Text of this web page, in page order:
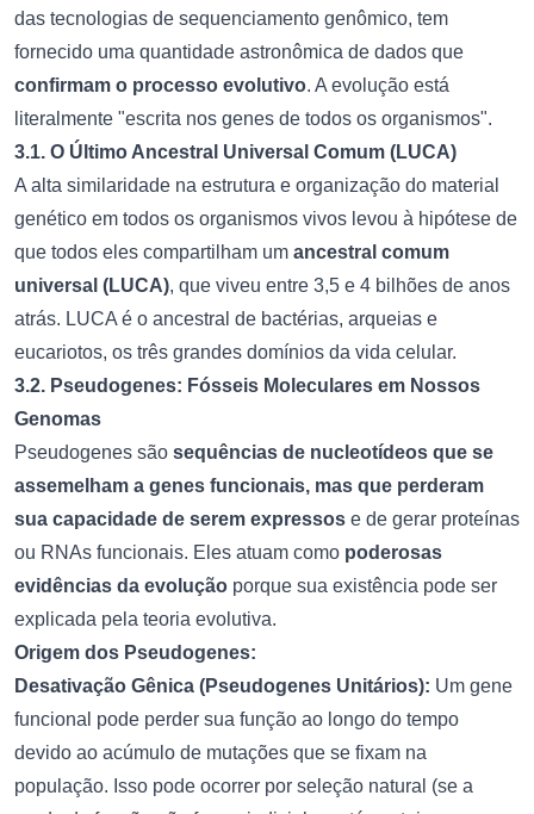
das tecnologias de sequenciamento genômico, tem
fornecido uma quantidade astronômica de dados que
confirmam o processo evolutivo. A evolução está
literalmente "escrita nos genes de todos os organismos".
3.1. O Último Ancestral Universal Comum (LUCA)
A alta similaridade na estrutura e organização do material
genético em todos os organismos vivos levou à hipótese de
que todos eles compartilham um ancestral comum
universal (LUCA), que viveu entre 3,5 e 4 bilhões de anos
atrás. LUCA é o ancestral de bactérias, arqueias e
eucariotos, os três grandes domínios da vida celular.
3.2. Pseudogenes: Fósseis Moleculares em Nossos
Genomas
Pseudogenes são sequências de nucleotídeos que se
assemelham a genes funcionais, mas que perderam
sua capacidade de serem expressos e de gerar proteínas
ou RNAs funcionais. Eles atuam como poderosas
evidências da evolução porque sua existência pode ser
explicada pela teoria evolutiva.
Origem dos Pseudogenes:
Desativação Gênica (Pseudogenes Unitários): Um gene
funcional pode perder sua função ao longo do tempo
devido ao acúmulo de mutações que se fixam na
população. Isso pode ocorrer por seleção natural (se a